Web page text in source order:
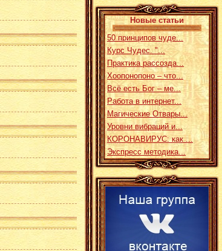
Новые статьи
50 принципов чуде...
Курс Чудес. "...
Практика рассозда...
Хоопонопоно – что...
Всё есть Бог – ме...
Работа в интернет...
Магические Отвары...
Уровни вибраций и...
КОРОНАВИРУС: как ...
Экспресс методика...